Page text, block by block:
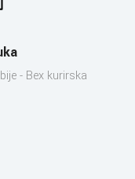
- Bex kurirska